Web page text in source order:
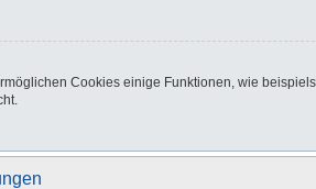
Cookies einige Funktionen, wie